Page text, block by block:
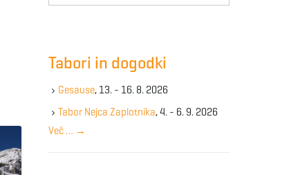
e
e
y
w
r
Tabori in dogodki
Gesause, 13. - 16. 8. 2026
Tabor Nejca Zaplotnika, 4. - 6. 9. 2026
Več … →